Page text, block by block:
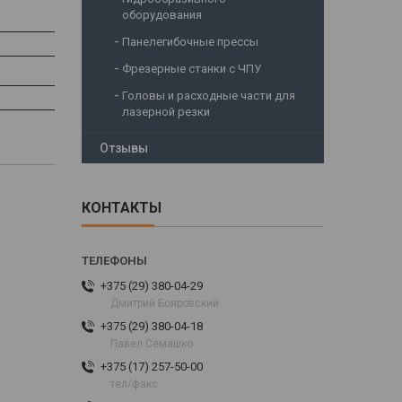
оборудования
Панелегибочные прессы
Фрезерные станки с ЧПУ
Головы и расходные части для
лазерной резки
Отзывы
КОНТАКТЫ
+375 (29) 380-04-29
Дмитрий Бояровский
+375 (29) 380-04-18
Павел Семашко
+375 (17) 257-50-00
тел/факс